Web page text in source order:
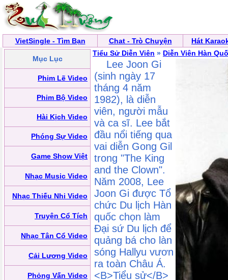
VietSingle - Tìm Bạn Chat - Trò Chuyện Hát
Mục Lục
Phim Lẽ Video
Phim Bộ Video
Hài Kịch Video
Phóng Sự Video
Game Show Việt
Nhạc Music Video
Nhạc Thiếu Nhi Video
Truyện Cổ Tích
Nhạc Tân Cổ Video
Cải Lương Video
Phỏng Vấn Video
Tiểu Sử Diễn Viên » Diễn Viên Hàn
Lee Joon Gi
(sinh ngày 17
tháng 4 năm
1982), là diễn
viên, người mẫu
và ca sĩ. Lee bắt
đầu nổi tiếng qua
vai diễn Gong Gil
trong "The King
and the Clown".
Năm 2008, Lee
Joon Gi được Tổ
chức Du lịch Hàn
quốc chọn làm
Đại sứ Du lịch để
quảng bá cho làn
sóng Hallyu vươn
ra toàn Châu Á.
<B>Tiểu sử</B>